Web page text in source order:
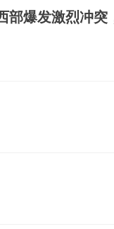
部爆发激烈冲突